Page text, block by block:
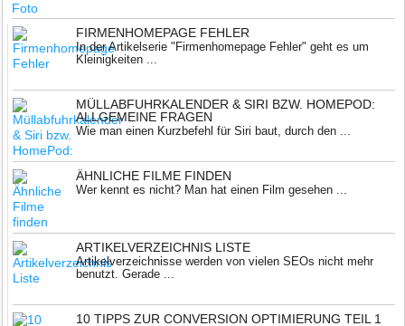
FIRMENHOMEPAGE FEHLER
In der Artikelserie "Firmenhomepage Fehler" geht es um
Kleinigkeiten ...
MÜLLABFUHRKALENDER & SIRI BZW. HOMEPOD:
ALLGEMEINE FRAGEN
Wie man einen Kurzbefehl für Siri baut, durch den ...
ÄHNLICHE FILME FINDEN
Wer kennt es nicht? Man hat einen Film gesehen ...
ARTIKELVERZEICHNIS LISTE
Artikelverzeichnisse werden von vielen SEOs nicht mehr
benutzt. Gerade ...
10 TIPPS ZUR CONVERSION OPTIMIERUNG TEIL 1